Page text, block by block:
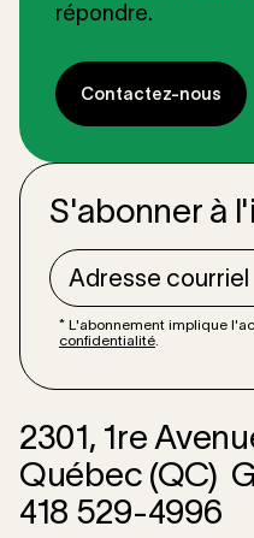
répondre.
Contactez-nous
Contactez-nous
S'abonner à
Adresse courriel
* L'abonnement implique
confidentialité
2301, 1re
Québec (QC)
418 529-4996